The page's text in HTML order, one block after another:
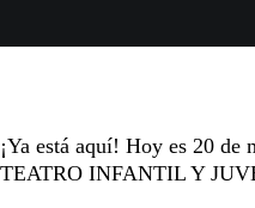
¡Ya está aquí! Hoy es 20
TEATRO INFANTIL Y